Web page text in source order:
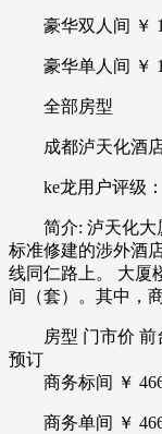
豪华双人间 ￥
豪华单人间 ￥
全部房型
成都泸天化酒
ke龙用户评级：
简介: 泸天化大
标准修建的涉外酒
线同仁路上。 大厦
间（套）。其中，
房型 门市价 前
预订
商务标间 ￥ 466
商务单间 ￥ 466